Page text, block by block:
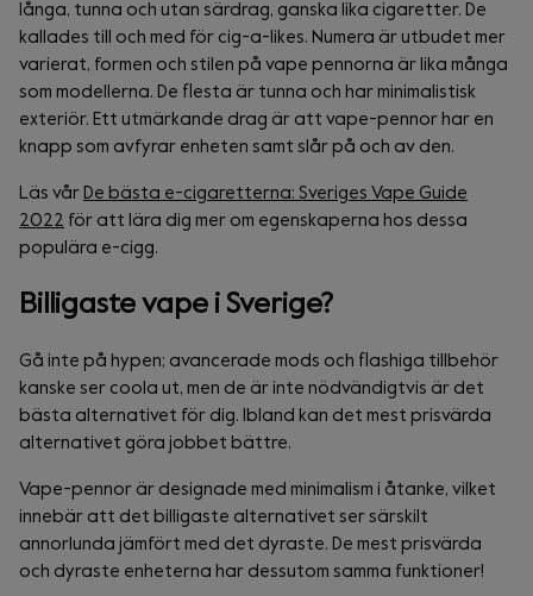
långa, tunna och utan särdrag, ganska lika cigaretter. De
kallades till och med för cig-a-likes. Numera är utbudet mer
varierat, formen och stilen på vape pennorna är lika många
som modellerna. De flesta är tunna och har minimalistisk
exteriör. Ett utmärkande drag är att vape-pennor har en
knapp som avfyrar enheten samt slår på och av den.
Läs vår De bästa e-cigaretterna: Sveriges Vape Guide
2022 för att lära dig mer om egenskaperna hos dessa
populära e-cigg.
Billigaste vape i Sverige?
Gå inte på hypen; avancerade mods och flashiga tillbehör
kanske ser coola ut, men de är inte nödvändigtvis är det
bästa alternativet för dig. Ibland kan det mest prisvärda
alternativet göra jobbet bättre.
Vape-pennor är designade med minimalism i åtanke, vilket
innebär att det billigaste alternativet ser särskilt
annorlunda jämfört med det dyraste. De mest prisvärda
och dyraste enheterna har dessutom samma funktioner!